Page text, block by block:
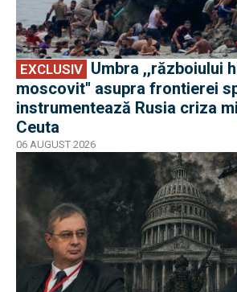
EXCLUSIV
moscovit'' asupra frontierei
instrumentează Rusia criza
Ceuta
06 AUGUST 2026